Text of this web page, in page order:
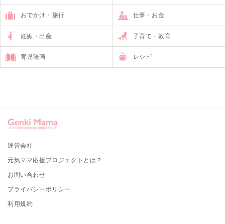
おでかけ・旅行 仕事・お金
妊娠・出産 子育て・教育
育児漫画 レシピ
運営会社
元気ママ応援プロジェクトとは？
お問い合わせ
プライバシーポリシー
利用規約